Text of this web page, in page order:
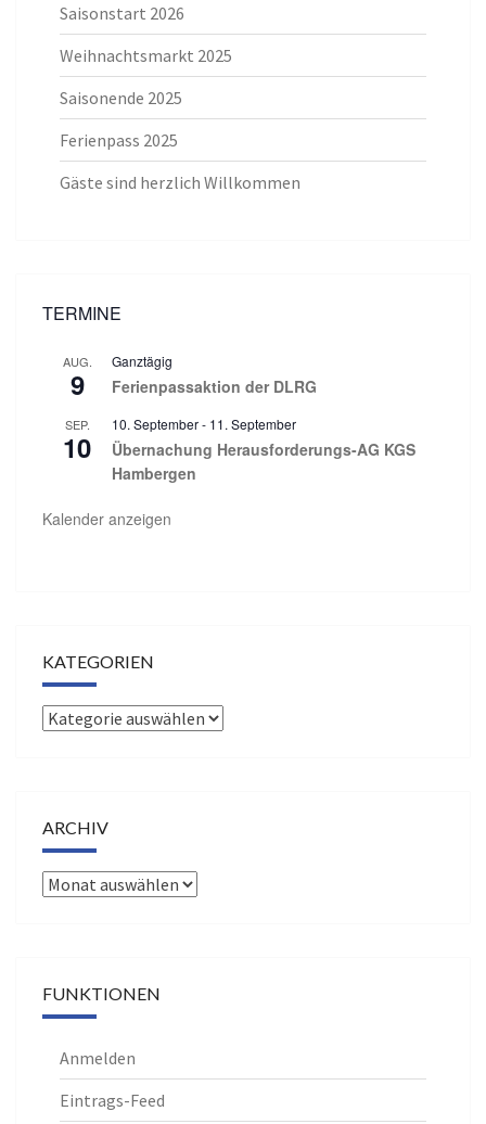
Saisonstart 2026
Weihnachtsmarkt 2025
Saisonende 2025
Ferienpass 2025
Gäste sind herzlich Willkommen
TERMINE
AUG.
9
Ganztägig
Ferienpassaktion der DLRG
SEP.
10
10. September- 11. September
Übernachung Herausforderungs-AG KGS
Hambergen
Kalender anzeigen
KATEGORIEN
Kategorien
ARCHIV
Archiv
FUNKTIONEN
Anmelden
Eintrags-Feed